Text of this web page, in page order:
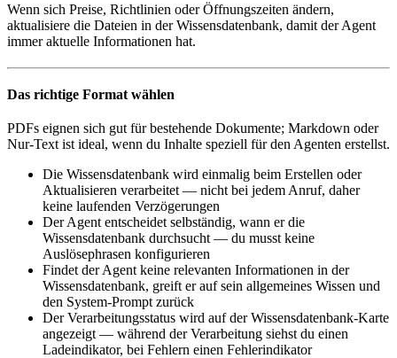
Wenn sich Preise, Richtlinien oder Öffnungszeiten ändern,
aktualisiere die Dateien in der Wissensdatenbank, damit der Agent
immer aktuelle Informationen hat.
Das richtige Format wählen
PDFs eignen sich gut für bestehende Dokumente; Markdown oder
Nur-Text ist ideal, wenn du Inhalte speziell für den Agenten erstellst.
Die Wissensdatenbank wird einmalig beim Erstellen oder
Aktualisieren verarbeitet — nicht bei jedem Anruf, daher
keine laufenden Verzögerungen
Der Agent entscheidet selbständig, wann er die
Wissensdatenbank durchsucht — du musst keine
Auslösephrasen konfigurieren
Findet der Agent keine relevanten Informationen in der
Wissensdatenbank, greift er auf sein allgemeines Wissen und
den System-Prompt zurück
Der Verarbeitungsstatus wird auf der Wissensdatenbank-Karte
angezeigt — während der Verarbeitung siehst du einen
Ladeindikator, bei Fehlern einen Fehlerindikator